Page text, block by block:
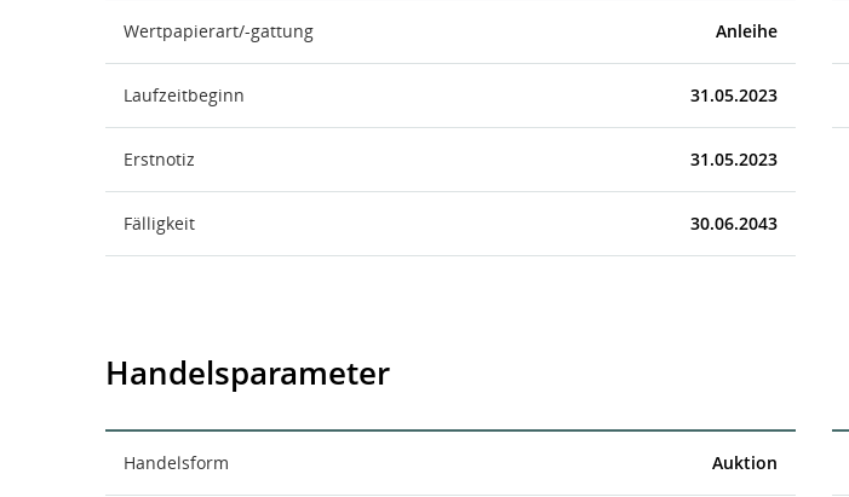
Wertpapierart/-gattung Anleihe
Laufzeitbeginn 31.05.2023
Erstnotiz 31.05.2023
Fälligkeit 30.06.2043
Handelsparameter
Handelsform Auktion